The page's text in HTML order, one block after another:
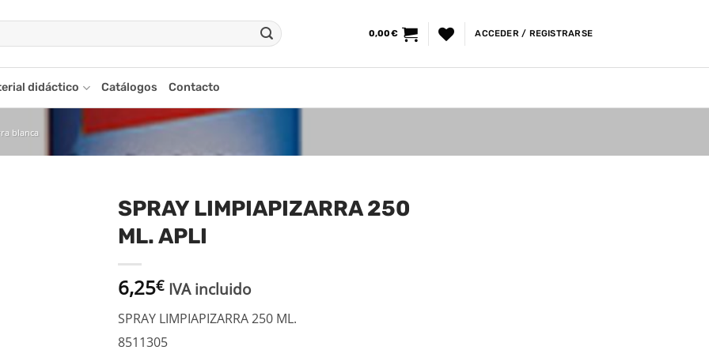
0,00€ ACCEDER / REGISTRARSE
didáctico Catálogos Contacto
blanca
SPRAY LIMPIAPIZARRA 250
ML. APLI
6,25€ IVA incluido
SPRAY LIMPIAPIZARRA 250 ML.
8511305